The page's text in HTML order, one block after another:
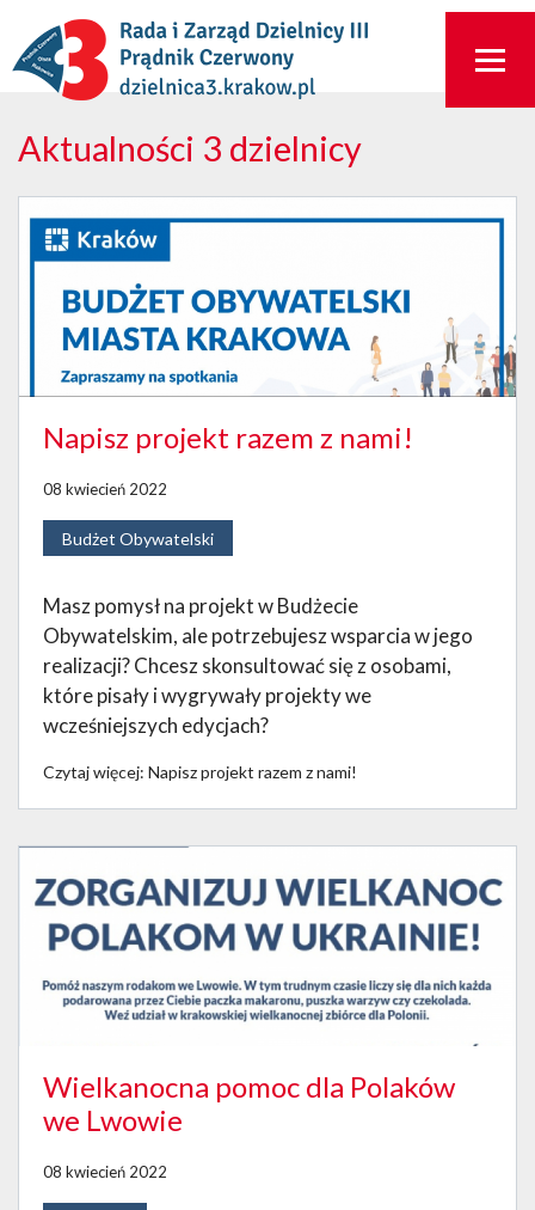
Aktualności 3 dzielnicy
Napisz projekt razem z nami!
08 kwiecień 2022
Budżet Obywatelski
Masz pomysł na projekt w Budżecie
Obywatelskim, ale potrzebujesz wsparcia w jego
realizacji? Chcesz skonsultować się z osobami,
które pisały i wygrywały projekty we
wcześniejszych edycjach?
Czytaj więcej: Napisz projekt razem z nami!
Wielkanocna pomoc dla Polaków
we Lwowie
08 kwiecień 2022